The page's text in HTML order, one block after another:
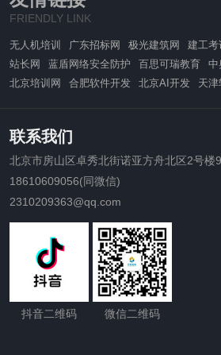
FRIENDLY LINK
无人机培训 广东招标网 极光建筑网 建工考
站长网
蓝盾网络安全防护 百思可瑞教育
中
北京培训网
合肥软件开发 北京AI开发 天津
联系我们
北京市房山区卓秀北街诺亚方舟北区2号楼
18610609056(同微信)
2310209363@qq.com
抖音二维码 微信二维码